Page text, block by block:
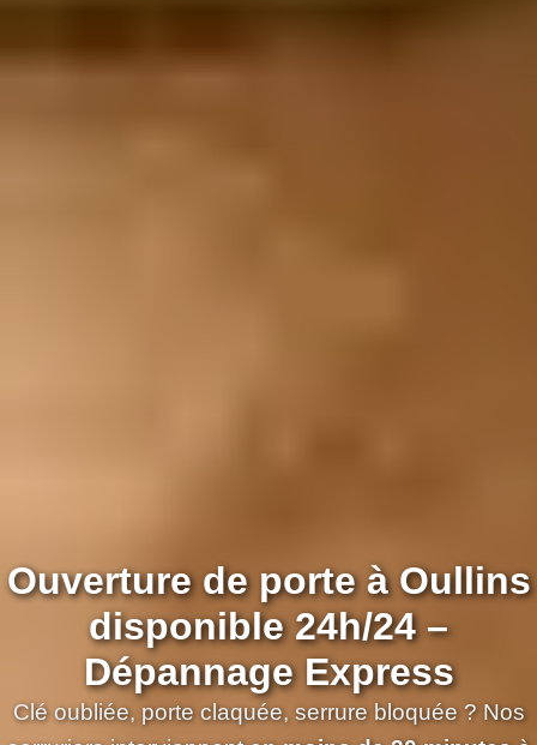
Ouverture de porte à Oullins
disponible 24h/24 –
Dépannage Express
Clé oubliée, porte claquée, serrure bloquée ? Nos